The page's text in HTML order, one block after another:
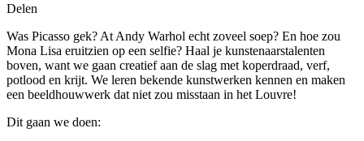
Delen
Was Picasso gek? At Andy Warhol echt zoveel soep? En hoe zou
Mona Lisa eruitzien op een selfie? Haal je kunstenaarstalenten
boven, want we gaan creatief aan de slag met koperdraad, verf,
potlood en krijt. We leren bekende kunstwerken kennen en maken
een beeldhouwwerk dat niet zou misstaan in het Louvre!
Dit gaan we doen: